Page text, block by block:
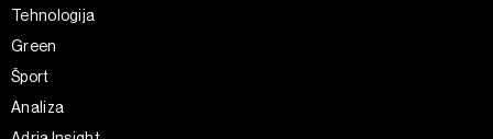
Tehnologija
Green
Šport
Analiza